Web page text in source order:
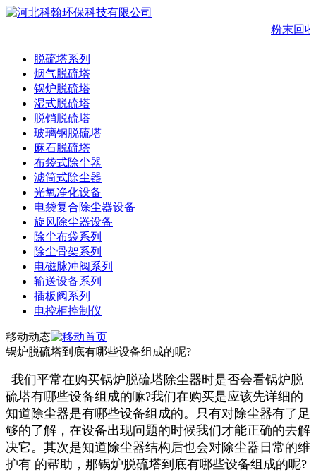
粉末回
脱硫塔系列
烟气脱硫塔
锅炉脱硫塔
湿式脱硫塔
脱销脱硫塔
玻璃钢脱硫塔
麻石脱硫塔
布袋式除尘器
滤筒式除尘器
光氧净化设备
电袋复合除尘器设备
旋风除尘器设备
除尘布袋系列
除尘骨架系列
电磁脉冲阀系列
输送设备系列
插板阀系列
电控柜控制仪
移动动态
锅炉脱硫塔到底有哪些设备组成的呢?
我们平常在购买锅炉脱硫塔除尘器时是否会看锅炉脱
硫塔有哪些设备组成的嘛?我们在购买是应该先详细的
知道除尘器是有哪些设备组成的。只有对除尘器有了足
够的了解，在设备出现问题的时候我们才能正确的去解
决它。其次是知道除尘器结构后也会对除尘器日常的维
护有 的帮助，那锅炉脱硫塔到底有哪些设备组成的呢?